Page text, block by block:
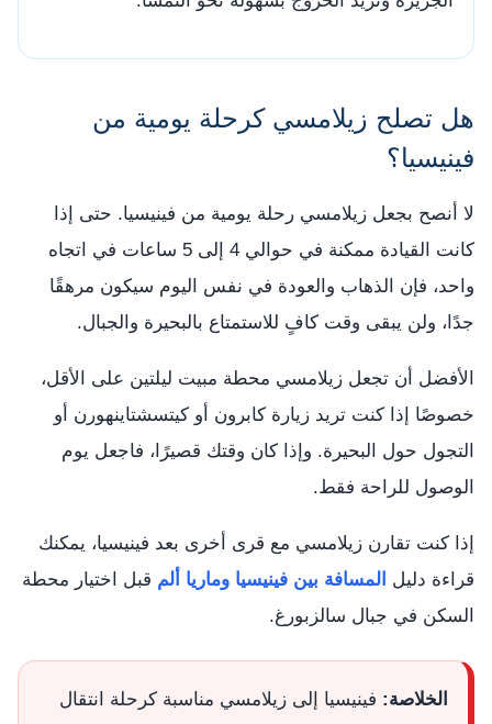
هل تصلح زيلامسي كرحلة يومية من
فينيسيا؟
لا أنصح بجعل زيلامسي رحلة يومية من فينيسيا. حتى إذا
كانت القيادة ممكنة في حوالي 4 إلى 5 ساعات في اتجاه
واحد، فإن الذهاب والعودة في نفس اليوم سيكون مرهقًا
جدًا، ولن يبقى وقت كافٍ للاستمتاع بالبحيرة والجبال.
الأفضل أن تجعل زيلامسي محطة مبيت ليلتين على الأقل،
خصوصًا إذا كنت تريد زيارة كابرون أو كيتسشتاينهورن أو
التجول حول البحيرة. وإذا كان وقتك قصيرًا، فاجعل يوم
الوصول للراحة فقط.
إذا كنت تقارن زيلامسي مع قرى أخرى بعد فينيسيا، يمكنك
قراءة دليل المسافة بين فينيسيا وماريا ألم قبل اختيار محطة
السكن في جبال سالزبورغ.
الخلاصة: فينيسيا إلى زيلامسي مناسبة كرحلة انتقال